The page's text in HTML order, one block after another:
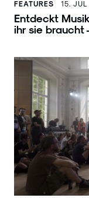
FEATURES 15.
Entdeckt
ihr sie braucht